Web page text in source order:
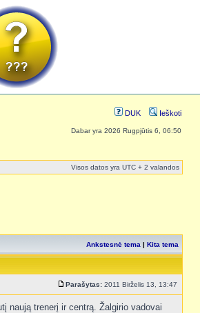
DUK Ieškoti
Dabar yra 2026 Rugpjūtis 6, 06:50
Visos datos yra UTC + 2 valandos
Ankstesnė tema | Kita tema
Parašytas: 2011 Birželis 13, 13:47
naują trenerį ir centrą. Žalgirio vadovai